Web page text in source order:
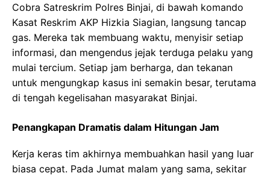
Cobra Satreskrim Polres Binjai, di bawah komando
Kasat Reskrim AKP Hizkia Siagian, langsung tancap
gas. Mereka tak membuang waktu, menyisir setiap
informasi, dan mengendus jejak terduga pelaku yang
mulai tercium. Setiap jam berharga, dan tekanan
untuk mengungkap kasus ini semakin besar, terutama
di tengah kegelisahan masyarakat Binjai.
Penangkapan Dramatis dalam Hitungan Jam
Kerja keras tim akhirnya membuahkan hasil yang luar
biasa cepat. Pada Jumat malam yang sama, sekitar